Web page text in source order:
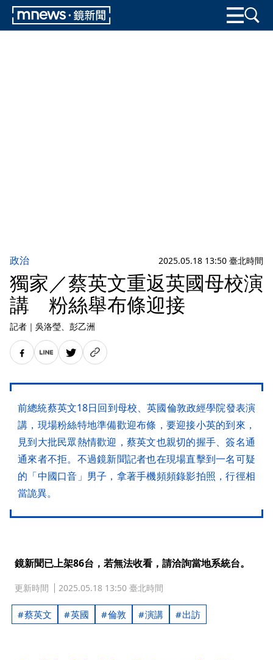
政治 2025.05.18 13:50 臺北時間
獨家／蔡英文重返英國母校演
講 粉絲舉布條迎接
記者 ｜ 吳洛瑩、彭乙洲
前總統蔡英文18日回到母校、英國倫敦政經學院發表演
講，現場粉絲特地準備歡迎布條，要迎接小英的到來，
見到大批民眾熱情歡迎，蔡英文也親切的握手、簽名通
通來者不拒。不過鏡新聞記者也在現場直擊到一名可疑
的「中國口音」男子，拿著手機頻頻錄影拍照，行徑相
當詭異。
鏡新聞已上架86台，若無法收看，請洽詢當地系統台。
更新時間 2025.05.18 13:50 臺北時間
蔡英文 英國 倫敦 演講 出訪